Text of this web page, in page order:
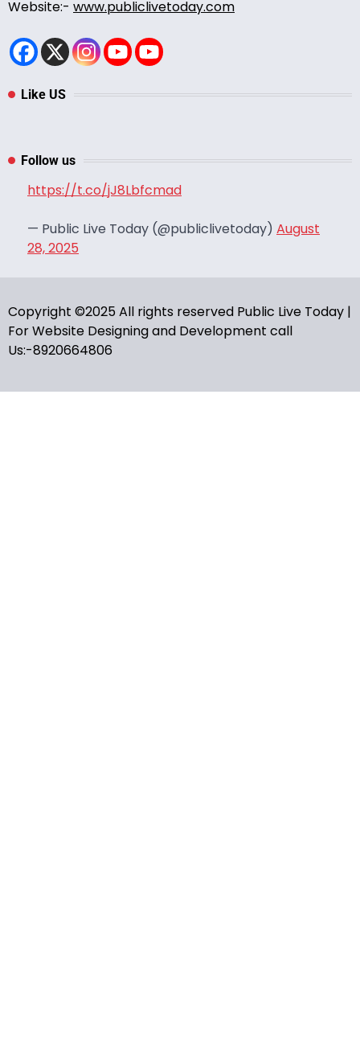
Website:- www.publiclivetoday.com
Like US
Follow us
https://t.co/jJ8Lbfcmad
— Public Live Today (@publiclivetoday) August
28, 2025
Copyright ©2025 All rights reserved Public Live Today |
For Website Designing and Development call
Us:-8920664806